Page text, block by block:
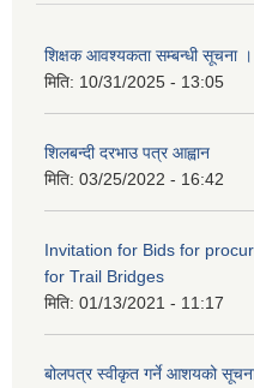
शिक्षक आवश्यकता सम्बन्धी सूचना ।
मिति: 10/31/2025 - 13:05
शिलबन्दी दरभाउ पत्र आह्वान
मिति: 03/25/2022 - 16:42
Invitation for Bids for
for Trail Bridges
मिति: 01/13/2021 - 11:17
बोलपत्र स्वीकृत गर्ने आशयको